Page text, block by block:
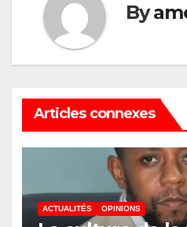
By
Articles connexes
ACTUALITÉS OPINIONS